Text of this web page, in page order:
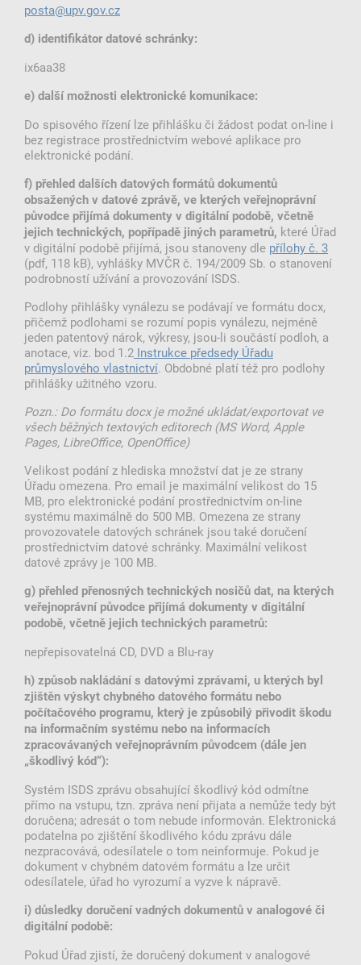
posta@upv.gov.cz
d) identifikátor datové schránky:
ix6aa38
e) další možnosti elektronické komunikace:
Do spisového řízení lze přihlášku či žádost podat on-line i
bez registrace prostřednictvím webové aplikace pro
elektronické podání.
f) přehled dalších datových formátů dokumentů
obsažených v datové zprávě, ve kterých veřejnoprávní
původce přijímá dokumenty v digitální podobě, včetně
jejich technických, popřípadě jiných parametrů, které Úřad
v digitální podobě přijímá, jsou stanoveny dle přílohy č. 3
(pdf, 118 kB), vyhlášky MVČR č. 194/2009 Sb. o stanovení
podrobností užívání a provozování ISDS.
Podlohy přihlášky vynálezu se podávají ve formátu docx,
přičemž podlohami se rozumí popis vynálezu, nejméně
jeden patentový nárok, výkresy, jsou-li součástí podloh, a
anotace, viz. bod 1.2 Instrukce předsedy Úřadu
průmyslového vlastnictví. Obdobné platí též pro podlohy
přihlášky užitného vzoru.
Pozn.: Do formátu docx je možné ukládat/exportovat ve
všech běžných textových editorech (MS Word, Apple
Pages, LibreOffice, OpenOffice)
Velikost podání z hlediska množství dat je ze strany
Úřadu omezena. Pro email je maximální velikost do 15
MB, pro elektronické podání prostřednictvím on-line
systému maximálně do 500 MB. Omezena ze strany
provozovatele datových schránek jsou také doručení
prostřednictvím datové schránky. Maximální velikost
datové zprávy je 100 MB.
g) přehled přenosných technických nosičů dat, na kterých
veřejnoprávní původce přijímá dokumenty v digitální
podobě, včetně jejich technických parametrů:
nepřepisovatelná CD, DVD a Blu-ray
h) způsob nakládání s datovými zprávami, u kterých byl
zjištěn výskyt chybného datového formátu nebo
počítačového programu, který je způsobilý přivodit škodu
na informačním systému nebo na informacích
zpracovávaných veřejnoprávním původcem (dále jen
„škodlivý kód“):
Systém ISDS zprávu obsahující škodlivý kód odmítne
přímo na vstupu, tzn. zpráva není přijata a nemůže tedy být
doručena; adresát o tom nebude informován. Elektronická
podatelna po zjištění škodlivého kódu zprávu dále
nezpracovává, odesílatele o tom neinformuje. Pokud je
dokument v chybném datovém formátu a lze určit
odesílatele, úřad ho vyrozumí a vyzve k nápravě.
i) důsledky doručení vadných dokumentů v analogové či
digitální podobě:
Pokud Úřad zjistí, že doručený dokument v analogové